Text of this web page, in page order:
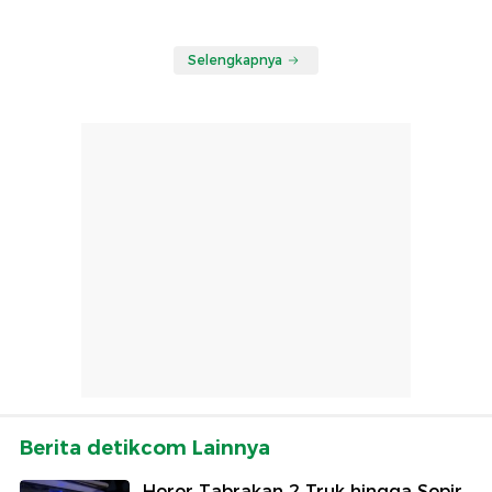
Selengkapnya
Berita detikcom Lainnya